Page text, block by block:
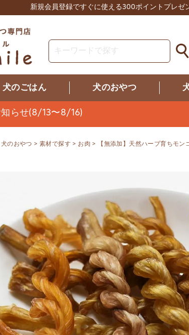
新規会員登録ですぐに使える300ポイントプレゼ
犬のごはん 犬のおやつ
らせ(8/13〜8/16)
犬のおやつ 素材で探す お肉 【無添加】天然ハーブ育ちモ